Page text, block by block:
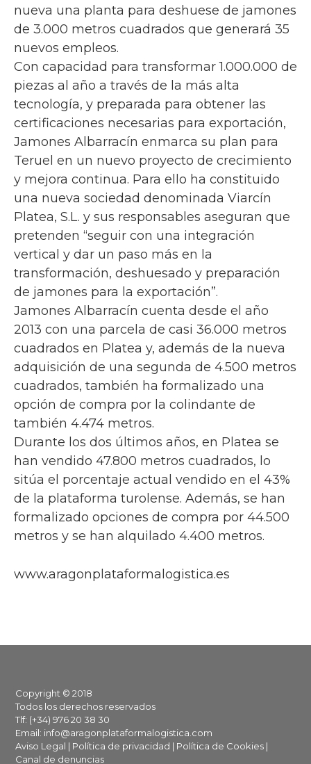
nueva una planta para deshuese de jamones
de 3.000 metros cuadrados que generará 35
nuevos empleos.
Con capacidad para transformar 1.000.000 de
piezas al año a través de la más alta
tecnología, y preparada para obtener las
certificaciones necesarias para exportación,
Jamones Albarracín enmarca su plan para
Teruel en un nuevo proyecto de crecimiento
y mejora continua. Para ello ha constituido
una nueva sociedad denominada Viarcín
Platea, S.L. y sus responsables aseguran que
pretenden “seguir con una integración
vertical y dar un paso más en la
transformación, deshuesado y preparación
de jamones para la exportación”.
Jamones Albarracín cuenta desde el año
2013 con una parcela de casi 36.000 metros
cuadrados en Platea y, además de la nueva
adquisición de una segunda de 4.500 metros
cuadrados, también ha formalizado una
opción de compra por la colindante de
también 4.474 metros.
Durante los dos últimos años, en Platea se
han vendido 47.800 metros cuadrados, lo
sitúa el porcentaje actual vendido en el 43%
de la plataforma turolense. Además, se han
formalizado opciones de compra por 44.500
metros y se han alquilado 4.400 metros.
www.aragonplataformalogistica.es
Footer
Copyright © 2018
Todos los derechos reservados
Tlf: (+34) 976 20 38 30
Email: info@aragonplataformalogistica.com
Aviso Legal | Política de privacidad | Política de Cookies |
Canal de denuncias